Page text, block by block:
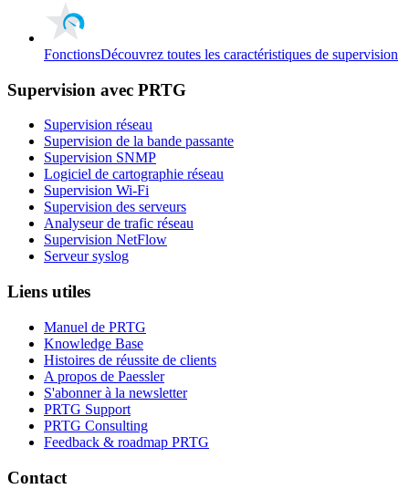
FonctionsDécouvrez toutes les caractéristiques de supervision
Supervision avec PRTG
Supervision réseau
Supervision de la bande passante
Supervision SNMP
Logiciel de cartographie réseau
Supervision Wi-Fi
Supervision des serveurs
Analyseur de trafic réseau
Supervision NetFlow
Serveur syslog
Liens utiles
Manuel de PRTG
Knowledge Base
Histoires de réussite de clients
A propos de Paessler
S'abonner à la newsletter
PRTG Support
PRTG Consulting
Feedback & roadmap PRTG
Contact